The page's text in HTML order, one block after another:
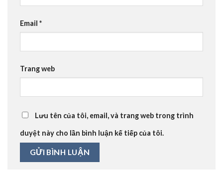
Email *
Trang web
Lưu tên của tôi, email, và trang web trong trình
duyệt này cho lần bình luận kế tiếp của tôi.